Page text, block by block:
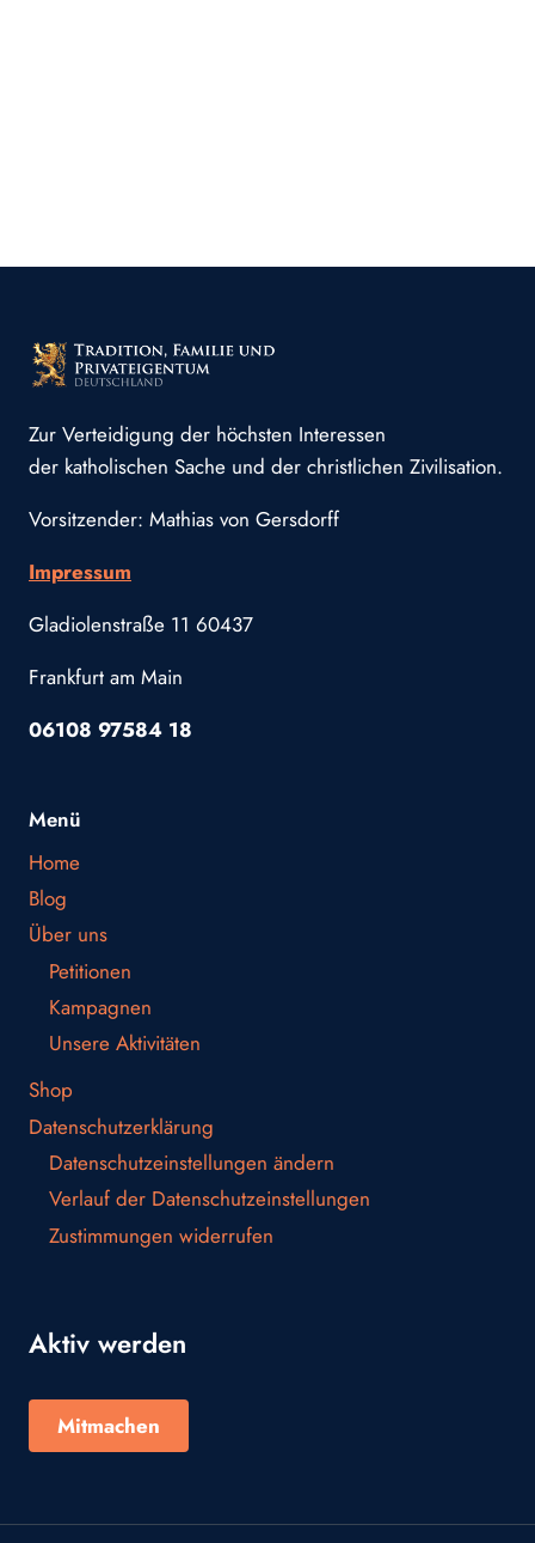
Zur Verteidigung der höchsten Interessen
der katholischen Sache und der christlichen Zivilisation.
Vorsitzender: Mathias von Gersdorff
Impressum
Gladiolenstraße 11 60437
Frankfurt am Main
06108 97584 18
Menü
Home
Blog
Über uns
Petitionen
Kampagnen
Unsere Aktivitäten
Shop
Datenschutzerklärung
Datenschutzeinstellungen ändern
Verlauf der Datenschutzeinstellungen
Zustimmungen widerrufen
Aktiv werden
Mitmachen